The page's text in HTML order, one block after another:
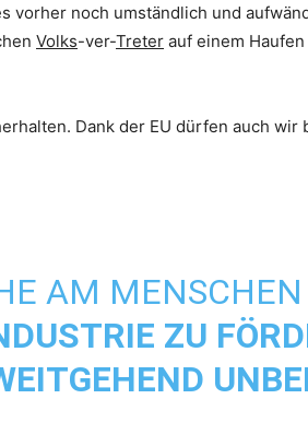
vorher noch umständlich und
Volks-ver-Treter auf einem
Dank der EU dürfen auch wir
AM MENSCHEN
ZU